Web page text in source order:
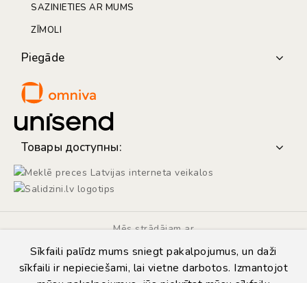
Sīkfaili palīdz mums sniegt pakalpojumus, un daži
sīkfaili ir nepieciešami, lai vietne darbotos. Izmantojot
SAZINIETIES AR MUMS
ZĪMOLI
Piegāde
Товары доступны:
Mēs strādājam ar